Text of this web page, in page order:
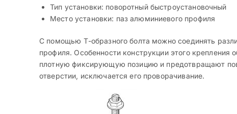
Тип установки: поворотный быстроустановочный
Место установки: паз алюминиевого профиля
С помощью Т-образного болта можно соединять
профиля. Особенности конструкции этого
плотную фиксирующую позицию и предотвращают
отверстии, исключается его проворачивание.